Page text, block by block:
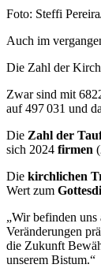
Nachweis
Foto: Steffi
Caption
Auch im
Die Zahl der
Zwar sind mit
auf 497 031 und
Die Zahl der
sich 2024 firmen
Die kirchlichen
Wert zum
„Wir befinden
Veränderungen
die Zukunft
unserem Bistum.“